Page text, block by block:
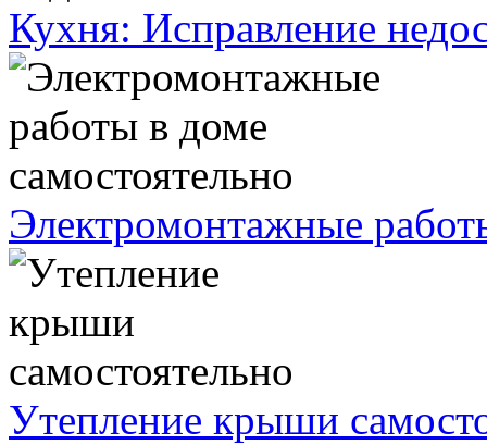
Кухня: Исправление
Электромонтажные
Утепление крыши